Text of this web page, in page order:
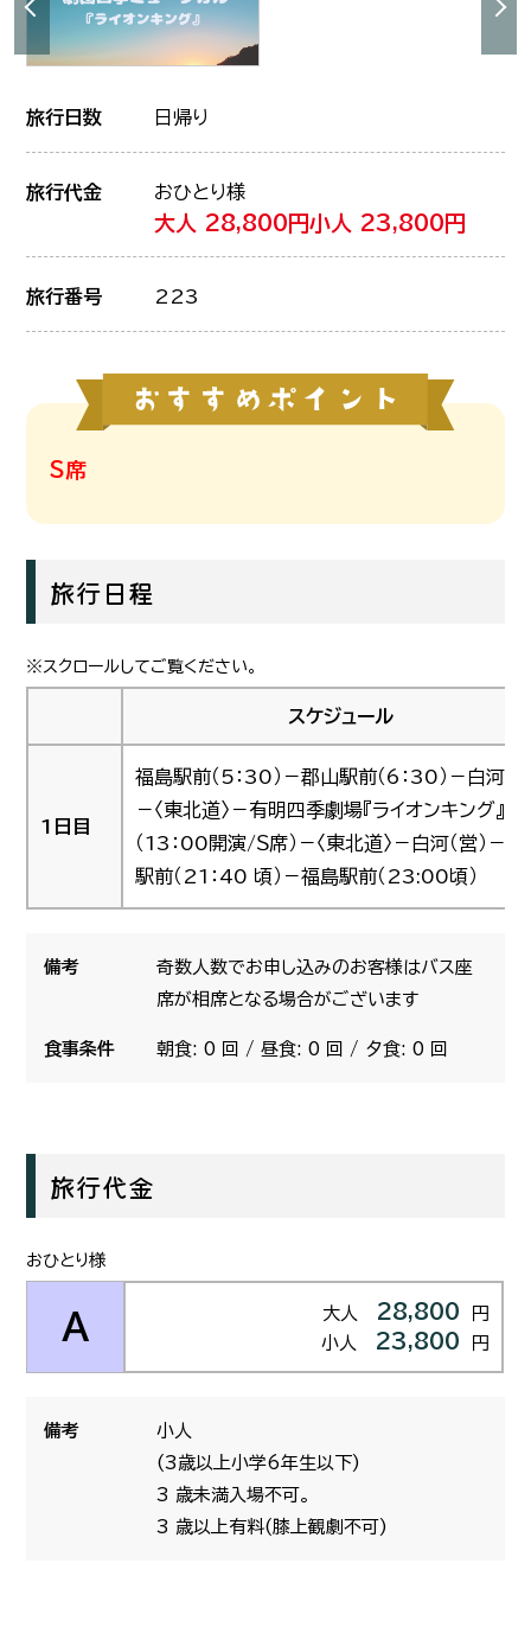
旅行日数 日帰り
旅行代金 おひとり様
大人 28,800円小人 23,800円
旅行番号 223
S席
旅行日程
スケジュール
1日目
福島駅前（5：30）－郡山駅前（6：30）－白河（営
－〈東北道〉－有明四季劇場『ライオンキング』鑑
（13：00開演/Ｓ席）－〈東北道〉－白河（営）－郡
駅前（21：40 頃）－福島駅前（23:00頃）
備考
奇数人数でお申し込みのお客様はバス座
席が相席となる場合がございます
食事条件 朝食: 0 回 / 昼食: 0 回 / 夕食: 0 回
旅行代金
おひとり様
A 大人 28,800
円
小人
23,800 円
備考
小人
(3歳以上小学6年生以下)
3 歳未満入場不可。
3 歳以上有料(膝上観劇不可)